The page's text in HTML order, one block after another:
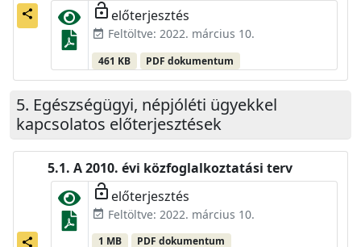
share lock_open előterjesztés
event_available Feltöltve: 2022. március 10.
461 KB PDF dokumentum
Egészségügyi, népjóléti ügyekkel
kapcsolatos előterjesztések
share
A 2010. évi közfoglalkoztatási terv
lock_open előterjesztés
event_available Feltöltve: 2022. március 10.
1 MB PDF dokumentum